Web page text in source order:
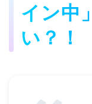
イン中
い？！